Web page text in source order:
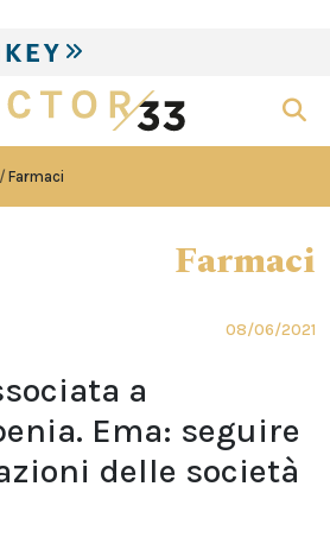
Farmaci
Farmaci
08/06/2021
a
Ema: seguire
delle società